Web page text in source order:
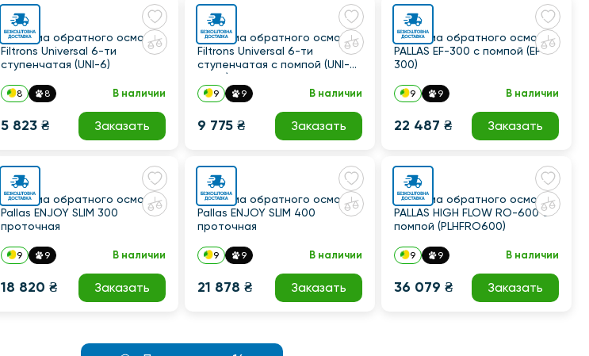
Система обратного осмоса
Filtrons Universal 6-ти
ступенчатая (UNI-6)
8 8 В наличии
5 823 ₴ Заказать
Система обратного осмоса
Filtrons Universal 6-ти
ступенчатая с помпой (UNI-6
PUMP)
9 9 В наличии
9 775 ₴ Заказать
Система обратного осмоса
PALLAS EF-300 с помпой (EF-
300)
9 9 В наличии
22 487 ₴ Заказать
Система обратного осмоса
Pallas ENJOY SLIM 300
проточная
9 9 В наличии
18 820 ₴ Заказать
Система обратного осмоса
Pallas ENJOY SLIM 400
проточная
9 9 В наличии
21 878 ₴ Заказать
Система обратного осмоса
PALLAS HIGH FLOW RO-600 с
помпой (PLHFRO600)
9 9 В наличии
36 079 ₴ Заказать